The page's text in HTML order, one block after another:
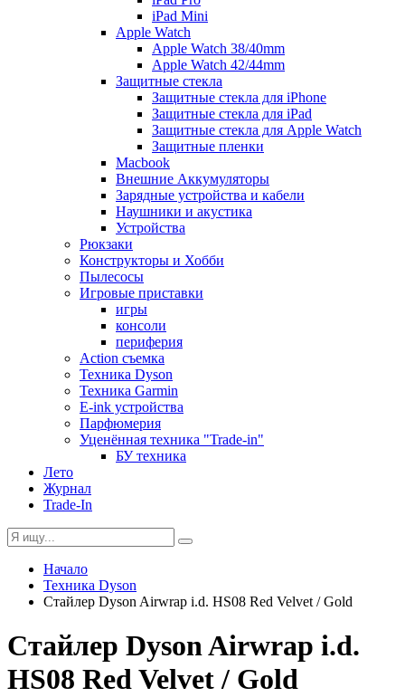
iPad Mini
Apple Watch
Apple Watch 38/40mm
Apple Watch 42/44mm
Защитные стекла
Защитные стекла для iPhone
Защитные стекла для iPad
Защитные стекла для Apple Watch
Защитные пленки
Macbook
Внешние Аккумуляторы
Зарядные устройства и кабели
Наушники и акустика
Устройства
Рюкзаки
Конструкторы и Хобби
Пылесосы
Игровые приставки
игры
консоли
периферия
Action съемка
Техника Dyson
Техника Garmin
E-ink устройства
Парфюмерия
Уценённая техника "Trade-in"
БУ техника
Лето
Журнал
Trade-In
Начало
Техника Dyson
Стайлер Dyson Airwrap i.d. HS08 Red Velvet / Gold
Стайлер Dyson Airwrap i.d.
HS08 Red Velvet / Gold